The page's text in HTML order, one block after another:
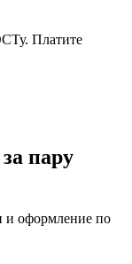
Платите
пару
и оформление по